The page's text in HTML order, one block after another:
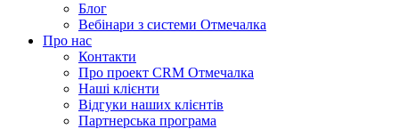
Блог
Вебінари з системи Отмечалка
Про нас
Контакти
Про проект CRM Отмечалка
Наші клієнти
Відгуки наших клієнтів
Партнерська програма